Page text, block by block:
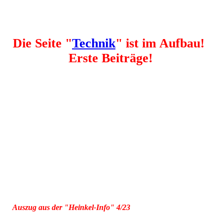
Die Seite "Technik" ist im Aufbau!
Erste Beiträge!
Auszug aus der "Heinkel-Info" 4/23